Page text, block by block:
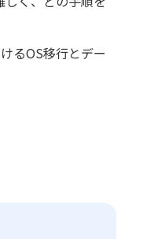
るOS移行とデー